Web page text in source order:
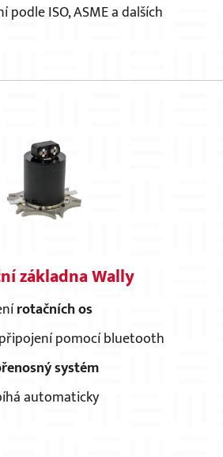
podle ISO, ASME a dalších
základna Wally
rotačních os
pomocí bluetooth
systém
automaticky